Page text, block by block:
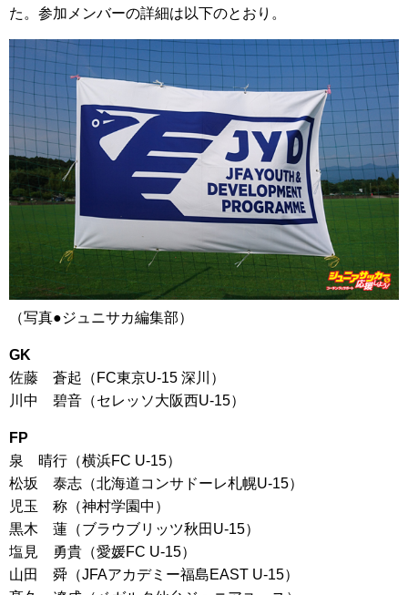
た。参加メンバーの詳細は以下のとおり。
（写真●ジュニサカ編集部）
GK
佐藤 蒼起（FC東京U-15 深川）
川中 碧音（セレッソ大阪西U-15）
FP
泉 晴行（横浜FC U-15）
松坂 泰志（北海道コンサドーレ札幌U-15）
児玉 称（神村学園中）
黒木 蓮（ブラウブリッツ秋田U-15）
塩見 勇貴（愛媛FC U-15）
山田 舜（JFAアカデミー福島EAST U-15）